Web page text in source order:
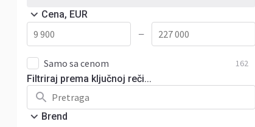
Cena, EUR
—
Samo sa cenom 162
Filtriraj prema ključnoj reči...
Brend